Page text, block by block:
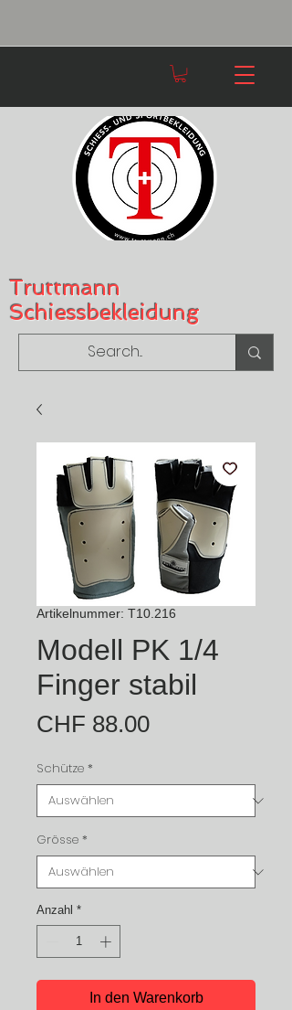
Truttmann
Schiessbekleidung
Artikelnummer: T10.216
Modell PK 1/4
Finger stabil
CHF 88.00Preis
Schütze *
Grösse *
Anzahl *
In den Warenkorb